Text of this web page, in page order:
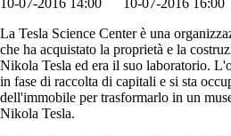
La Tesla Science Center è una
che ha acquistato la proprietà e la
Nikola Tesla ed era il suo laboratorio.
in fase di raccolta di capitali e si sta
dell'immobile per trasformarlo in un
Nikola Tesla.